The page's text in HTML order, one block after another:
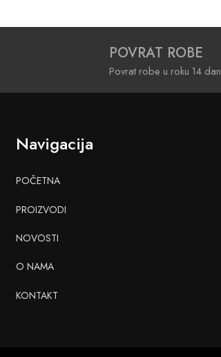
POVRAT ROBE
Povrat robe u roku 14
Navigacija
POČETNA
PROIZVODI
NOVOSTI
O NAMA
KONTAKT